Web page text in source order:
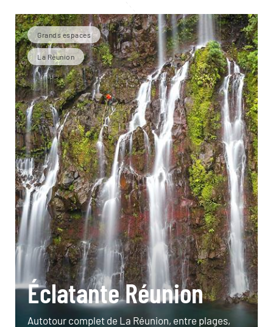
Grands espaces
La Réunion
Éclatante Réunion
Autotour complet de La Réunion, entre plages,